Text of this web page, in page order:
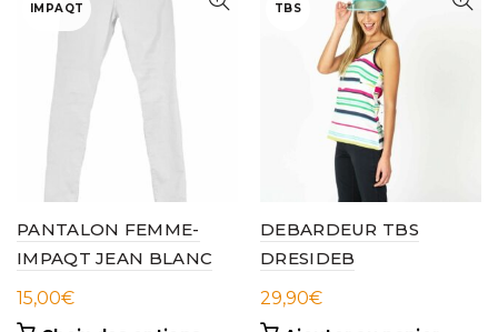
IMPAQT
PANTALON FEMME-
IMPAQT JEAN BLANC
15,00€
TBS
DEBARDEUR TBS
DRESIDEB
29,90€